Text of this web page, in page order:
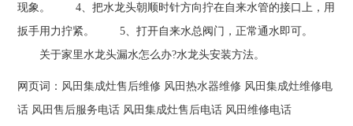
现象。 4、把水龙头朝顺时针方向拧在自来水管的接口上，用
扳手用力拧紧。 5、打开自来水总阀门，正常通水即可。
关于家里水龙头漏水怎么办?水龙头安装方法。
网页词： 风田集成灶售后维修 风田热水器维修 风田集成灶维修电
话 风田售后服务电话 风田集成灶售后电话 风田维修电话